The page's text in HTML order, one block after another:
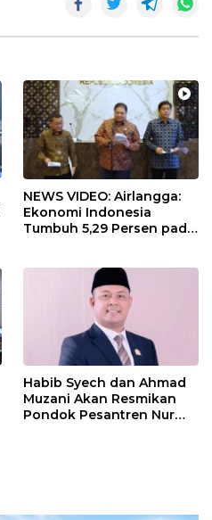
NEWS VIDEO: Airlangga:
Ekonomi Indonesia
Tumbuh 5,29 Persen pada
Habib Syech dan Ahmad
Muzani Akan Resmikan
Pondok Pesantren Nur